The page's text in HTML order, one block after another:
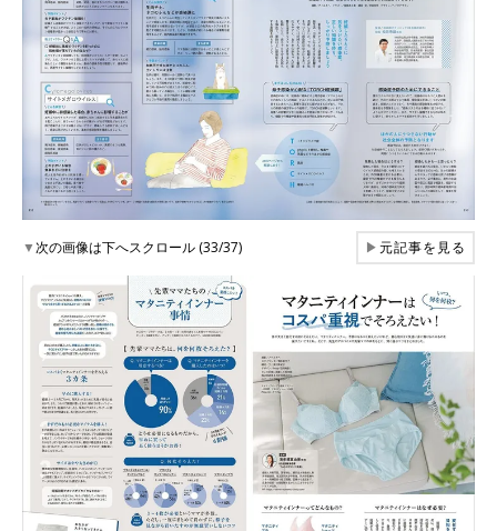
▼次の画像は下へスクロール (33/37) ▶元記事を見る